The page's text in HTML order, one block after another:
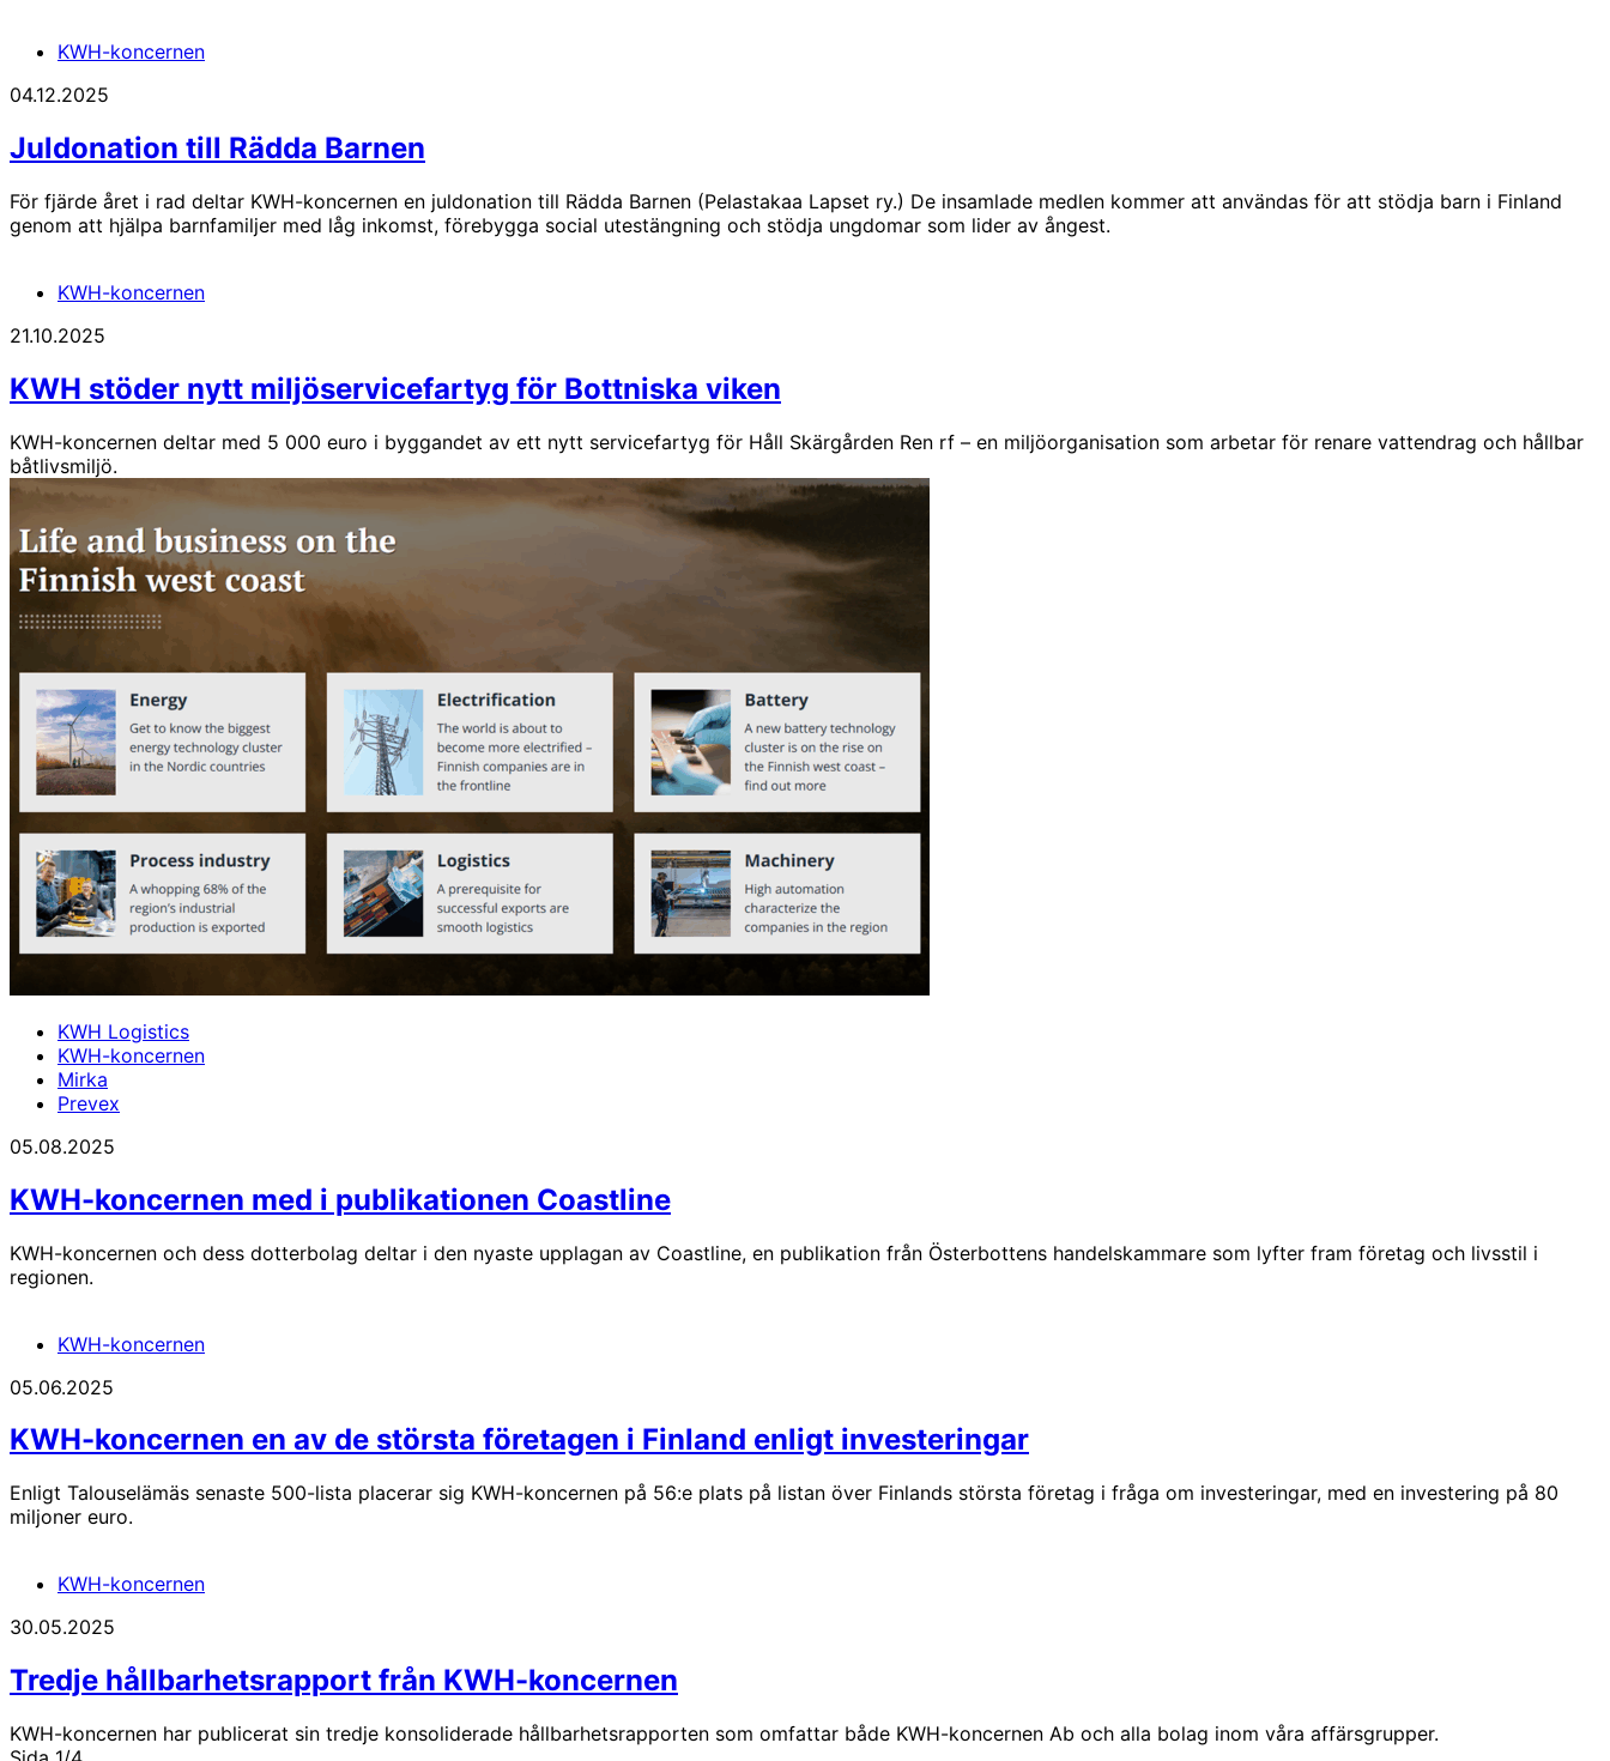
KWH-koncernen
04.12.2025
Juldonation till Rädda Barnen
För fjärde året i rad deltar KWH-koncernen en juldonation till Rädda Barnen (Pelastakaa Lapset ry.) De insamlade medlen kommer att användas för att stödja barn i Finland
genom att hjälpa barnfamiljer med låg inkomst, förebygga social utestängning och stödja ungdomar som lider av ångest.
KWH-koncernen
21.10.2025
KWH stöder nytt miljöservicefartyg för Bottniska viken
KWH-koncernen deltar med 5 000 euro i byggandet av ett nytt servicefartyg för Håll Skärgården Ren rf – en miljöorganisation som arbetar för renare vattendrag och hållbar
båtlivsmiljö.
KWH Logistics
KWH-koncernen
Mirka
Prevex
05.08.2025
KWH-koncernen med i publikationen Coastline
KWH-koncernen och dess dotterbolag deltar i den nyaste upplagan av Coastline, en publikation från Österbottens handelskammare som lyfter fram företag och livsstil i
regionen.
KWH-koncernen
05.06.2025
KWH-koncernen en av de största företagen i Finland enligt investeringar
Enligt Talouselämäs senaste 500-lista placerar sig KWH-koncernen på 56:e plats på listan över Finlands största företag i fråga om investeringar, med en investering på 80
miljoner euro.
KWH-koncernen
30.05.2025
Tredje hållbarhetsrapport från KWH-koncernen
KWH-koncernen har publicerat sin tredje konsoliderade hållbarhetsrapporten som omfattar både KWH-koncernen Ab och alla bolag inom våra affärsgrupper.